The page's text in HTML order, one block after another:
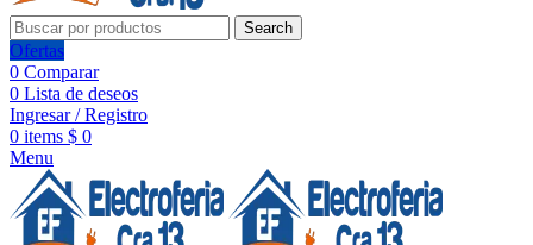
Search
Ofertas
0 Comparar
0 Lista de deseos
Ingresar / Registro
0 items $ 0
Menu